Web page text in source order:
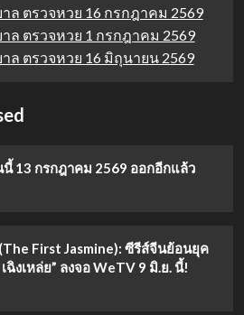
ล ตรวจหวย 16 กรกฎาคม 2569
ล ตรวจหวย 1 กรกฎาคม 2569
ล ตรวจหวย 16 มิถุนายน 2569
นี้ 13 กรกฎาคม 2569 ออกอีกแล้ว
First Jasmine): ซีรีส์จีนย้อนยุค
งเหล่ย” ลงจอ WeTV 9 มิ.ย. นี้!